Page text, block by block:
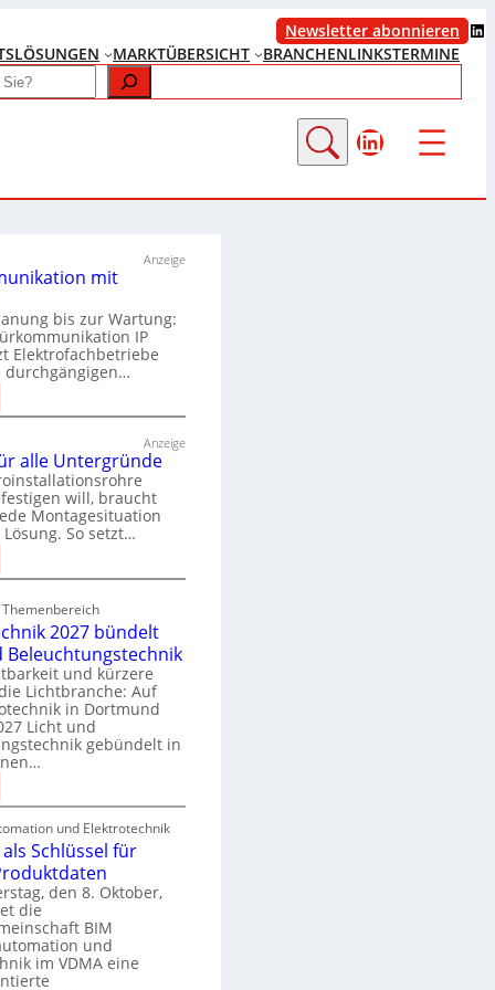
Newsletter abonnieren LinkedIn
LÖSUNGEN MARKTÜBERSICHT BRANCHENLINKSTERMINE
LinkedIn
Anzeige
mit
bis zur Wartung:
IP
Elektrofachbetriebe
durchgängigen…
Anzeige
alle Untergründe
will, braucht
Montagesituation
So setzt…
2027 bündelt
Beleuchtungstechnik
und kürzere
Lichtbranche: Auf
in Dortmund
Licht und
gebündelt in
und Elektrotechnik
als Schlüssel für
den 8. Oktober,
die
BIM
und
im VDMA eine